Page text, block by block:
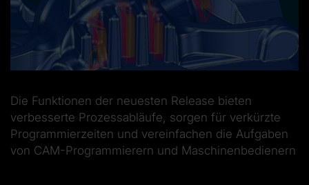
Die Funktionen der neuesten Release bieten
verbesserte Prozessabläufe, sorgen für verkürzte
Programmierzeiten und vereinfachen die Aufgaben
von CAM-Programmierern und Maschinenbedienern